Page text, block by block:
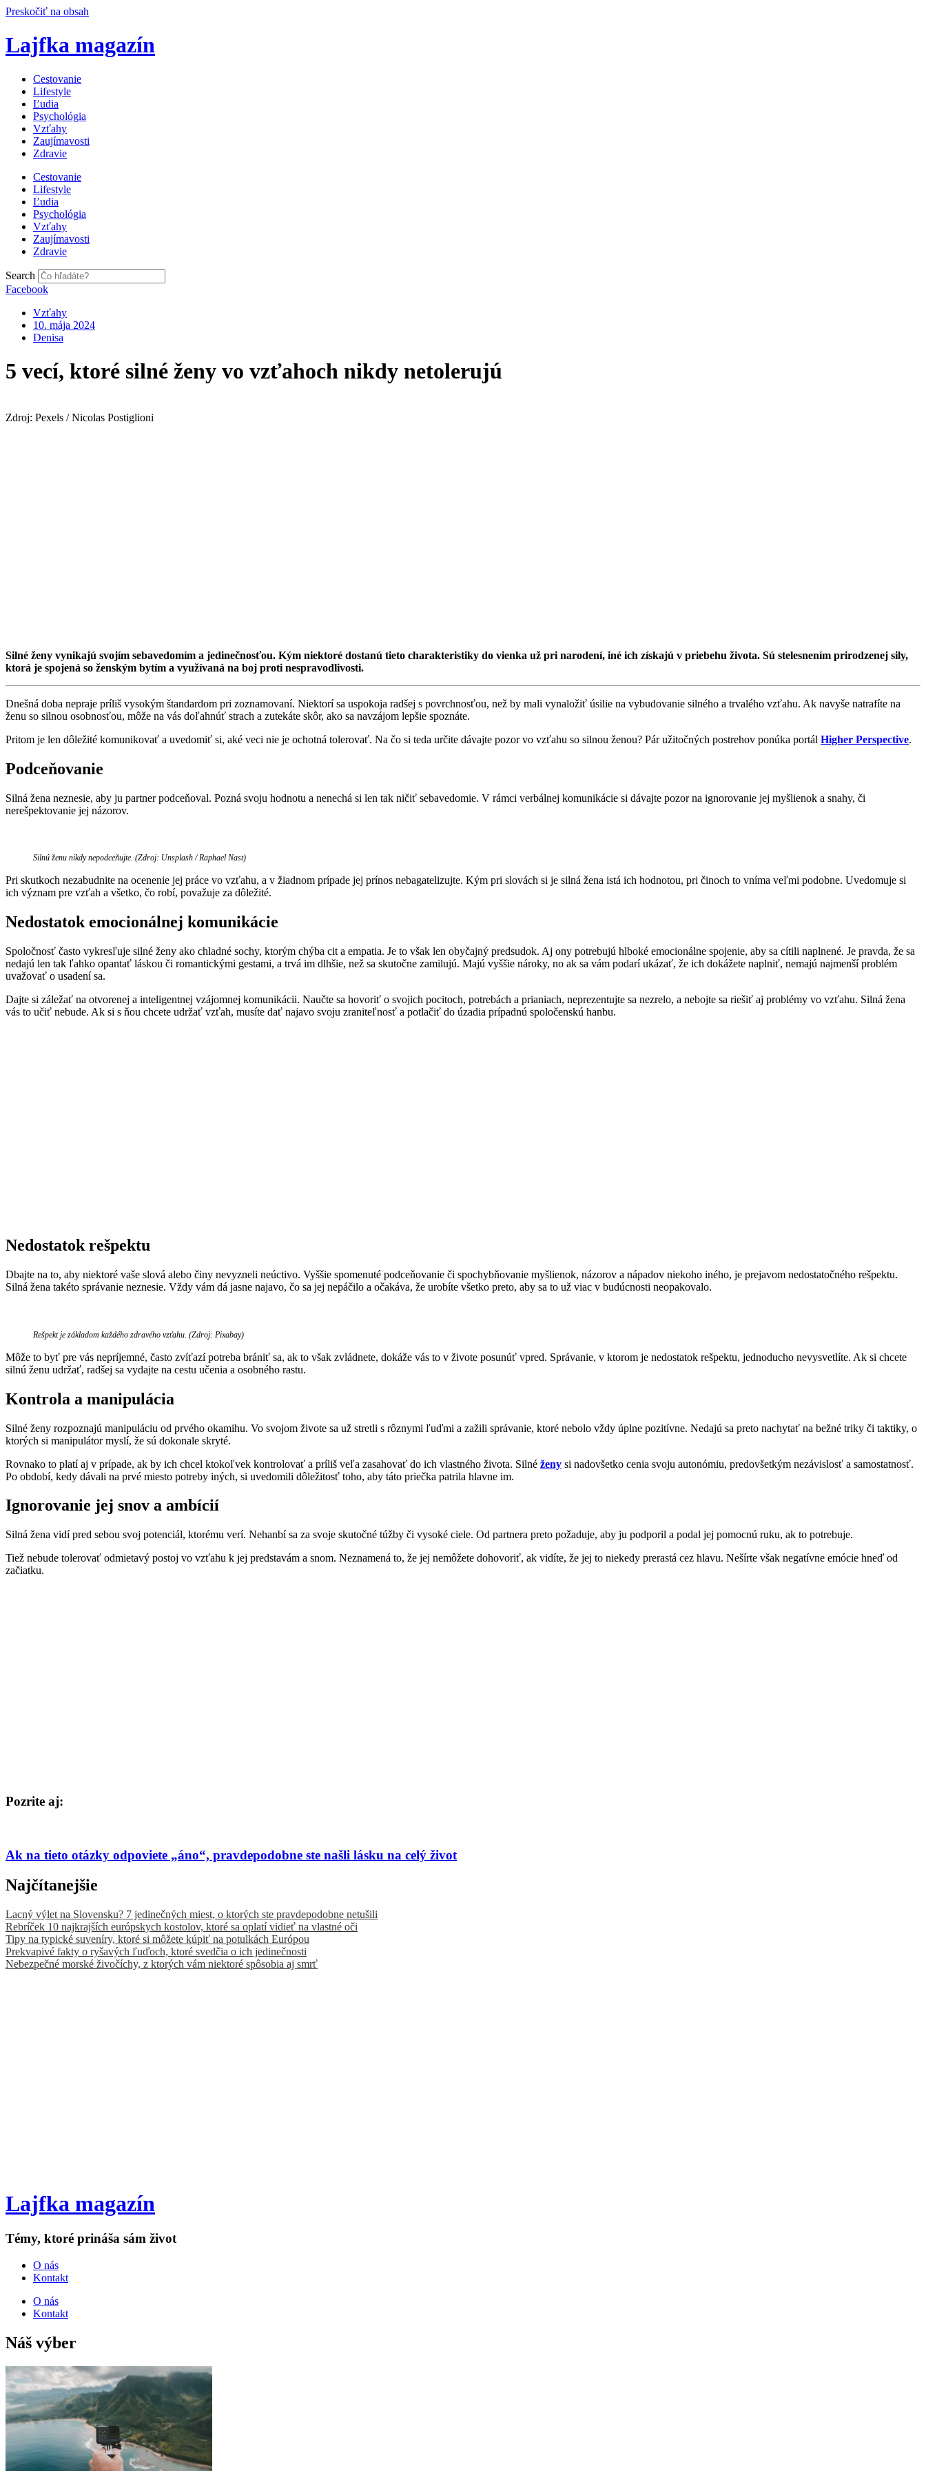
Preskočiť na obsah
Lajfka magazín
Cestovanie
Lifestyle
Ľudia
Psychológia
Vzťahy
Zaujímavosti
Zdravie
Cestovanie
Lifestyle
Ľudia
Psychológia
Vzťahy
Zaujímavosti
Zdravie
Search
Facebook
Vzťahy
10. mája 2024
Denisa
5 vecí, ktoré silné ženy vo vzťahoch nikdy netolerujú
Zdroj: Pexels / Nicolas Postiglioni
Silné ženy vynikajú svojím sebavedomím a jedinečnosťou. Kým niektoré dostanú tieto charakteristiky do vienka už pri narodení, iné ich získajú v priebehu života. Sú stelesnením prirodzenej sily,
ktorá je spojená so ženským bytím a využívaná na boj proti nespravodlivosti.
Dnešná doba nepraje príliš vysokým štandardom pri zoznamovaní. Niektorí sa uspokoja radšej s povrchnosťou, než by mali vynaložiť úsilie na vybudovanie silného a trvalého vzťahu. Ak navyše natrafíte na
ženu so silnou osobnosťou, môže na vás doľahnúť strach a zutekáte skôr, ako sa navzájom lepšie spoznáte.
Pritom je len dôležité komunikovať a uvedomiť si, aké veci nie je ochotná tolerovať. Na čo si teda určite dávajte pozor vo vzťahu so silnou ženou? Pár užitočných postrehov ponúka portál Higher Perspective.
Podceňovanie
Silná žena neznesie, aby ju partner podceňoval. Pozná svoju hodnotu a nenechá si len tak ničiť sebavedomie. V rámci verbálnej komunikácie si dávajte pozor na ignorovanie jej myšlienok a snahy, či
nerešpektovanie jej názorov.
Silnú ženu nikdy nepodceňujte. (Zdroj: Unsplash / Raphael Nast)
Pri skutkoch nezabudnite na ocenenie jej práce vo vzťahu, a v žiadnom prípade jej prínos nebagatelizujte. Kým pri slovách si je silná žena istá ich hodnotou, pri činoch to vníma veľmi podobne. Uvedomuje si
ich význam pre vzťah a všetko, čo robí, považuje za dôležité.
Nedostatok emocionálnej komunikácie
Spoločnosť často vykresľuje silné ženy ako chladné sochy, ktorým chýba cit a empatia. Je to však len obyčajný predsudok. Aj ony potrebujú hlboké emocionálne spojenie, aby sa cítili naplnené. Je pravda, že sa
nedajú len tak ľahko opantať láskou či romantickými gestami, a trvá im dlhšie, než sa skutočne zamilujú. Majú vyššie nároky, no ak sa vám podarí ukázať, že ich dokážete naplniť, nemajú najmenší problém
uvažovať o usadení sa.
Dajte si záležať na otvorenej a inteligentnej vzájomnej komunikácii. Naučte sa hovoriť o svojich pocitoch, potrebách a prianiach, neprezentujte sa nezrelo, a nebojte sa riešiť aj problémy vo vzťahu. Silná žena
vás to učiť nebude. Ak si s ňou chcete udržať vzťah, musíte dať najavo svoju zraniteľnosť a potlačiť do úzadia prípadnú spoločenskú hanbu.
Nedostatok rešpektu
Dbajte na to, aby niektoré vaše slová alebo činy nevyzneli neúctivo. Vyššie spomenuté podceňovanie či spochybňovanie myšlienok, názorov a nápadov niekoho iného, je prejavom nedostatočného rešpektu.
Silná žena takéto správanie neznesie. Vždy vám dá jasne najavo, čo sa jej nepáčilo a očakáva, že urobíte všetko preto, aby sa to už viac v budúcnosti neopakovalo.
Rešpekt je základom každého zdravého vzťahu. (Zdroj: Pixabay)
Môže to byť pre vás nepríjemné, často zvíťazí potreba brániť sa, ak to však zvládnete, dokáže vás to v živote posunúť vpred. Správanie, v ktorom je nedostatok rešpektu, jednoducho nevysvetlíte. Ak si chcete
silnú ženu udržať, radšej sa vydajte na cestu učenia a osobného rastu.
Kontrola a manipulácia
Silné ženy rozpoznajú manipuláciu od prvého okamihu. Vo svojom živote sa už stretli s rôznymi ľuďmi a zažili správanie, ktoré nebolo vždy úplne pozitívne. Nedajú sa preto nachytať na bežné triky či taktiky, o
ktorých si manipulátor myslí, že sú dokonale skryté.
Rovnako to platí aj v prípade, ak by ich chcel ktokoľvek kontrolovať a príliš veľa zasahovať do ich vlastného života. Silné ženy si nadovšetko cenia svoju autonómiu, predovšetkým nezávislosť a samostatnosť.
Po období, kedy dávali na prvé miesto potreby iných, si uvedomili dôležitosť toho, aby táto priečka patrila hlavne im.
Ignorovanie jej snov a ambícií
Silná žena vidí pred sebou svoj potenciál, ktorému verí. Nehanbí sa za svoje skutočné túžby či vysoké ciele. Od partnera preto požaduje, aby ju podporil a podal jej pomocnú ruku, ak to potrebuje.
Tiež nebude tolerovať odmietavý postoj vo vzťahu k jej predstavám a snom. Neznamená to, že jej nemôžete dohovoriť, ak vidíte, že jej to niekedy prerastá cez hlavu. Nešírte však negatívne emócie hneď od
začiatku.
Pozrite aj:
Ak na tieto otázky odpoviete „áno“, pravdepodobne ste našli lásku na celý život
Najčítanejšie
Lacný výlet na Slovensku? 7 jedinečných miest, o ktorých ste pravdepodobne netušili
Rebríček 10 najkrajších európskych kostolov, ktoré sa oplatí vidieť na vlastné oči
Tipy na typické suveníry, ktoré si môžete kúpiť na potulkách Európou
Prekvapivé fakty o ryšavých ľuďoch, ktoré svedčia o ich jedinečnosti
Nebezpečné morské živočíchy, z ktorých vám niektoré spôsobia aj smrť
Lajfka magazín
Témy, ktoré prináša sám život
O nás
Kontakt
O nás
Kontakt
Náš výber